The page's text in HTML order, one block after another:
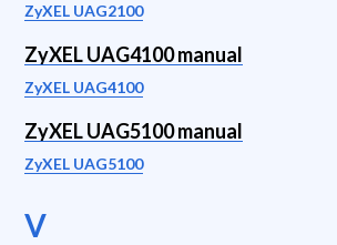
ZyXEL UAG2100
ZyXEL UAG4100 manual
ZyXEL UAG4100
ZyXEL UAG5100 manual
ZyXEL UAG5100
V